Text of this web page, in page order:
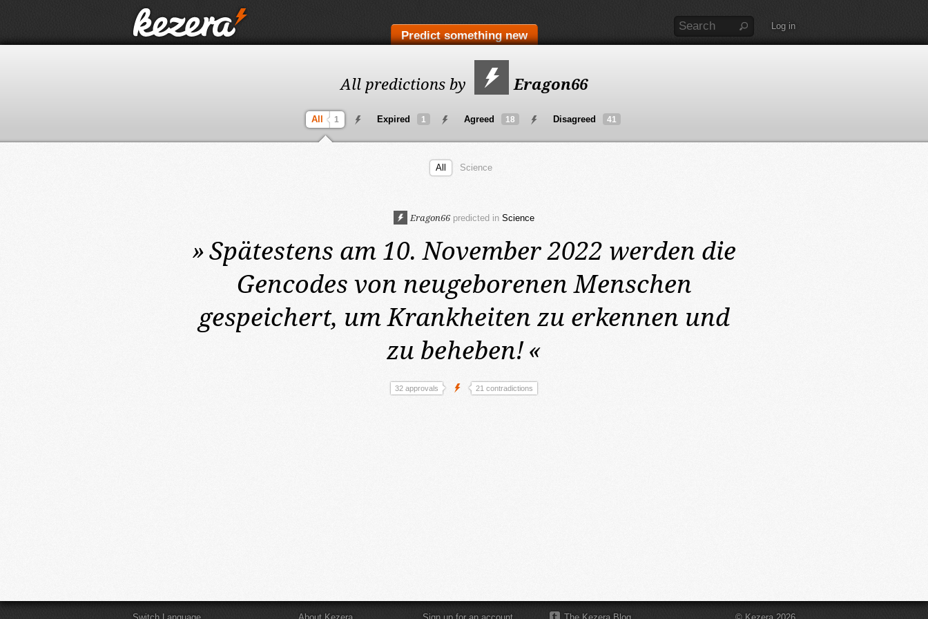
Predict something new
Log in
All predictions by Eragon66
All 1 Expired 1 Agreed 18 Disagreed 41
All Science
Eragon66 predicted in Science
»Spätestens am 10. November 2022 werden die
Gencodes von neugeborenen Menschen
gespeichert, um Krankheiten zu erkennen und
zu beheben!«
32 approvals 21 contradictions